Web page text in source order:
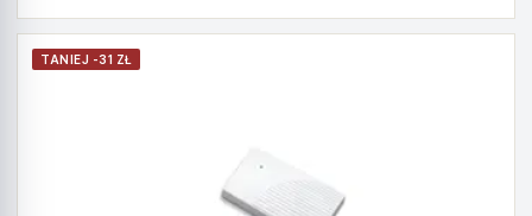
TANIEJ -31 ZŁ